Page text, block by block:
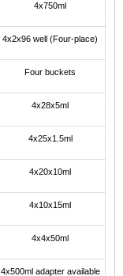
4x750ml
4x2x96 well (Four-place)
Four buckets
4x28x5ml
4x25x1.5ml
4x20x10ml
4x10x15ml
4x4x50ml
4x500ml adapter available